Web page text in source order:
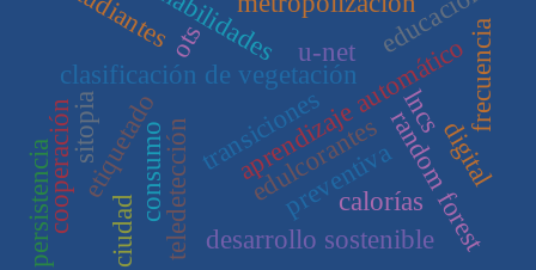
teledetección
aprendizaje automático
clasificación de vegetación
u-net
random forest
desarrollo sostenible
preventiva
transiciones
ots
etiquetado calorías
consumo edulcorantes
frecuencia
lncs
sitopia
cooperación digital
educación
ciudad
persistencia